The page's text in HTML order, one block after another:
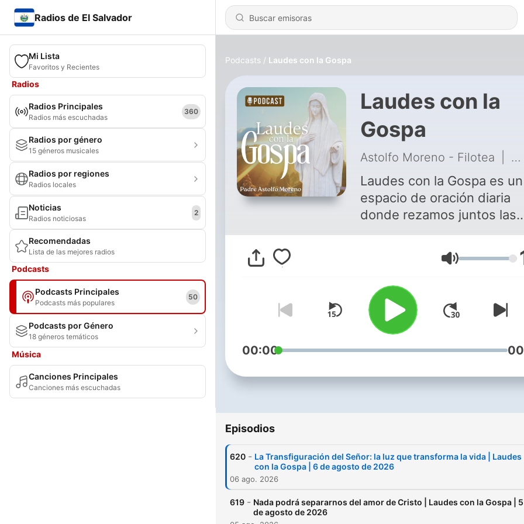
Radios de El Salvador
Mi Lista
Favoritos y Recientes
Radios
Radios Principales
Radios más escuchadas
360
Radios por género
15 géneros musicales
Radios por regiones
Radios locales
Noticias
Radios noticiosas
2
Recomendadas
Lista de las mejores radios
Podcasts
Podcasts Principales
Podcasts más populares
50
Podcasts por Género
18 géneros temáticos
Música
Canciones Principales
Canciones más escuchadas
Podcasts Laudes con la Gospa
Laudes con la
Gospa
Astolfo Moreno - Filotea
Laudes con la Gospa es un
espacio de oración diaria
donde rezamos juntos las
Laudes, uniéndonos a la
Liturgia de las Horas de la
Iglesia. Desde hace más
año acompañamos a miles
personas a comenzar cada
en la presencia de Dios,
iluminados también por los
mensajes de la Reina de la
de bendición para ti,
https://vaki.co/es/vaki/yo-
los bendiga! 🙏🏻✨
Volumen
00:00
Episodios
620 - La Transfiguración del Señor: la luz que transforma la vida | Laudes
con la Gospa | 6 de agosto de 2026
06 ago. 2026
619 - Nada podrá separarnos del amor de Cristo | Laudes con la Gospa | 5
de agosto de 2026